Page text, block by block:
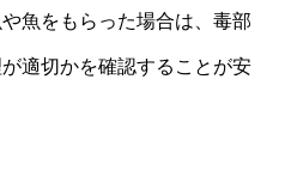
魚をもらった場合は、毒部
適切かを確認することが安